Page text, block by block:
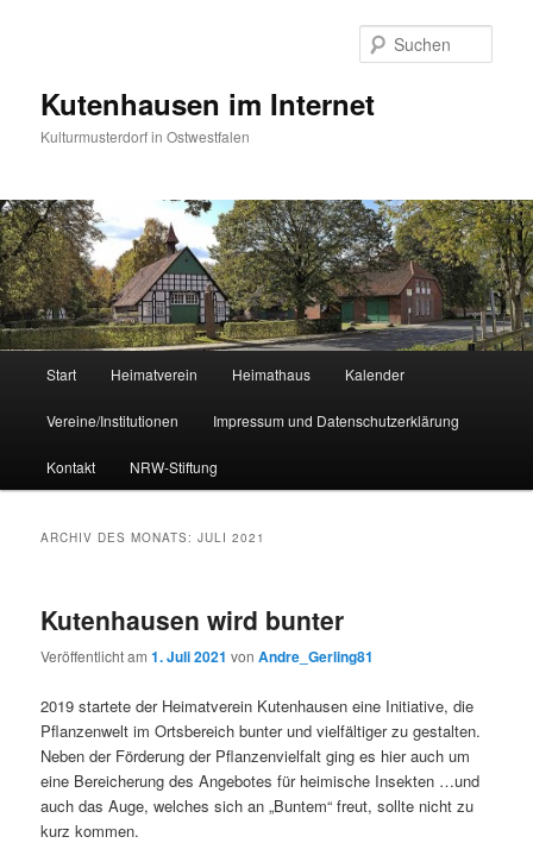
Kutenhausen im Internet
Kulturmusterdorf in Ostwestfalen
Start Heimatverein Heimathaus Kalender
Vereine/Institutionen Impressum und Datenschutzerklärung
Kontakt NRW-Stiftung
ARCHIV DES MONATS:JULI 2021
Kutenhausen wird bunter
Veröffentlicht am1. Juli 2021 vonAndre_Gerling81
2019 startete der Heimatverein Kutenhausen eine Initiative, die
Pflanzenwelt im Ortsbereich bunter und vielfältiger zu gestalten.
Neben der Förderung der Pflanzenvielfalt ging es hier auch um
eine Bereicherung des Angebotes für heimische Insekten …und
auch das Auge, welches sich an „Buntem“ freut, sollte nicht zu
kurz kommen.